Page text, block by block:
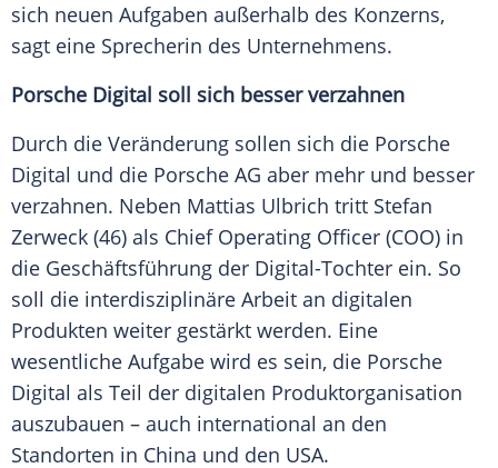
sich neuen Aufgaben außerhalb des Konzerns,
sagt eine Sprecherin des Unternehmens.
Porsche Digital soll sich besser verzahnen
Durch die Veränderung sollen sich die Porsche
Digital und die Porsche AG aber mehr und besser
verzahnen. Neben Mattias Ulbrich tritt Stefan
Zerweck (46) als Chief Operating Officer (COO) in
die Geschäftsführung der Digital-Tochter ein. So
soll die interdisziplinäre Arbeit an digitalen
Produkten weiter gestärkt werden. Eine
wesentliche Aufgabe wird es sein, die Porsche
Digital als Teil der digitalen Produktorganisation
auszubauen – auch international an den
Standorten in China und den USA.